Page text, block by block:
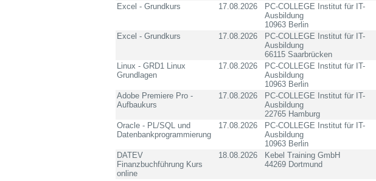
Excel - Grundkurs 17.08.2026
PC-COLLEGE Institut für IT-
Ausbildung
10963 Berlin
Excel - Grundkurs 17.08.2026
PC-COLLEGE Institut für IT-
Ausbildung
66115 Saarbrücken
Linux - GRD1 Linux
Grundlagen
17.08.2026
PC-COLLEGE Institut für IT-
Ausbildung
10963 Berlin
Adobe Premiere Pro -
Aufbaukurs
17.08.2026
PC-COLLEGE Institut für IT-
Ausbildung
22765 Hamburg
Oracle - PL/SQL und
Datenbankprogrammierung
17.08.2026
PC-COLLEGE Institut für IT-
Ausbildung
10963 Berlin
DATEV
Finanzbuchführung Kurs
online
18.08.2026
Kebel Training GmbH
44269 Dortmund